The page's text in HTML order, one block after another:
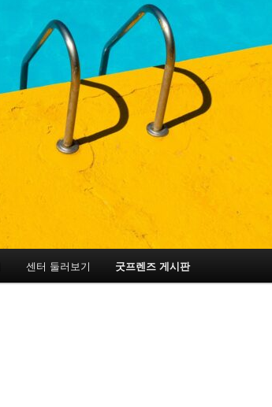
센터 둘러보기 굿프렌즈 게시판